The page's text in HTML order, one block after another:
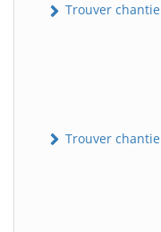
Trouver
Trouver